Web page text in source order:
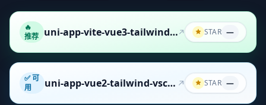
🔥
推荐
uni-app-vite-vue3-tailwind-vscode-template STAR —
✅ 可
用
uni-app-vue2-tailwind-vscode-template STAR —